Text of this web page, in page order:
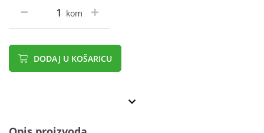
kom
DODAJ U KOŠARICU